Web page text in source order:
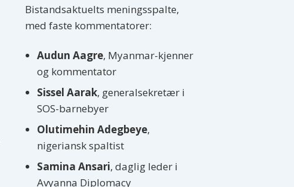
Bistandsaktuelts meningsspalte,
med faste kommentatorer:
Audun Aagre, Myanmar-kjenner
og kommentator
Sissel Aarak, generalsekretær i
SOS-barnebyer
Olutimehin Adegbeye,
nigeriansk spaltist
Samina Ansari, daglig leder i
Avyanna Diplomacy